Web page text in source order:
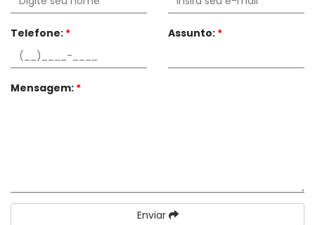
Telefone: * Assunto: *
Mensagem: *
Enviar